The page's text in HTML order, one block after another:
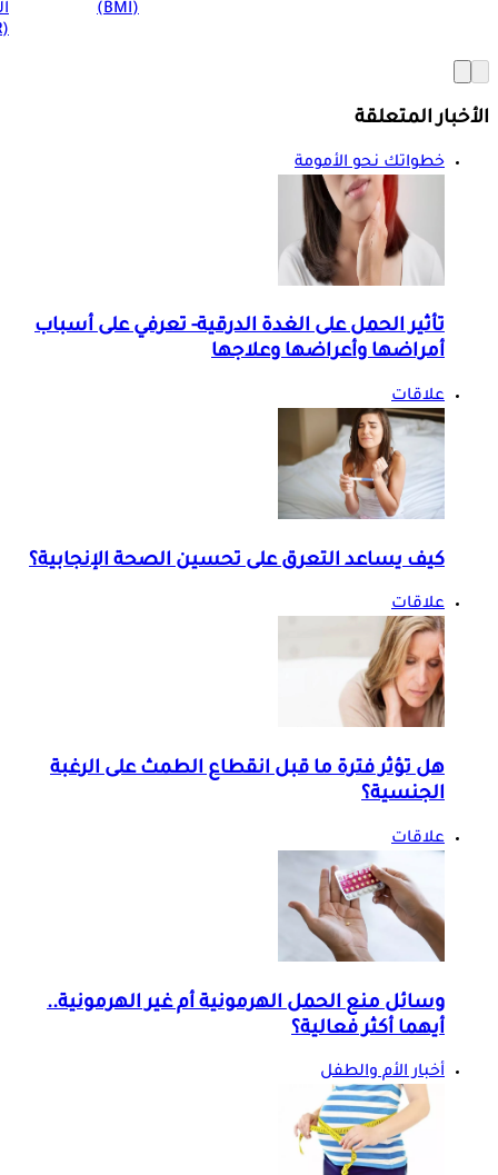
(BMI)
(BMR)
الأخبار المتعلقة
خطواتك نحو الأمومة
تأثير الحمل على الغدة الدرقية- تعرفي على أسباب
أمراضها وأعراضها وعلاجها
علاقات
كيف يساعد التعرق على تحسين الصحة الإنجابية؟
علاقات
هل تؤثر فترة ما قبل انقطاع الطمث على الرغبة
الجنسية؟
علاقات
وسائل منع الحمل الهرمونية أم غير الهرمونية..
أيهما أكثر فعالية؟
أخبار الأم والطفل